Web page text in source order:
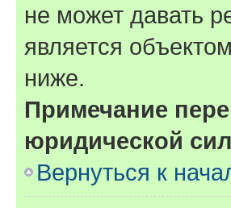
не может давать
является
ниже.
Примечание
юридической
Вернуться к